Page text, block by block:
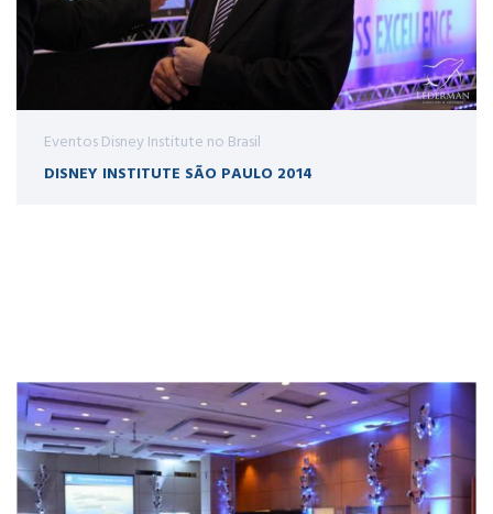
Eventos Disney Institute no Brasil
DISNEY INSTITUTE SÃO PAULO 2014